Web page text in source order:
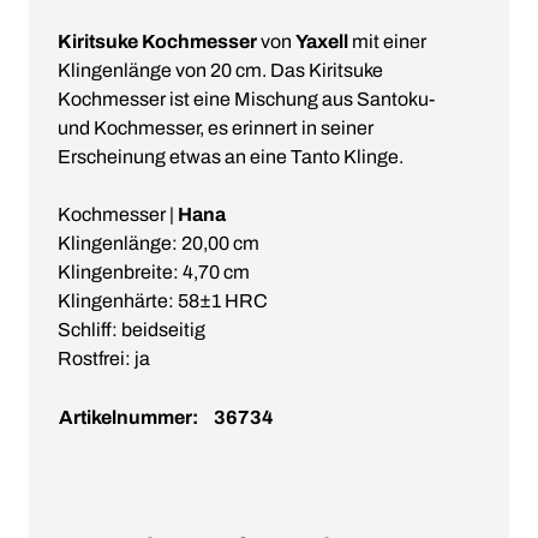
Kiritsuke Kochmesservon Yaxell mit einer
Klingenlänge von 20 cm. Das Kiritsuke
Kochmesser ist eine Mischung aus Santoku-
und Kochmesser, es erinnert in seiner
Erscheinung etwas an eine Tanto Klinge.
Kochmesser | Hana
Klingenlänge: 20,00 cm
Klingenbreite: 4,70 cm
Klingenhärte: 58±1 HRC
Schliff: beidseitig
Rostfrei: ja
Artikelnummer: 36734